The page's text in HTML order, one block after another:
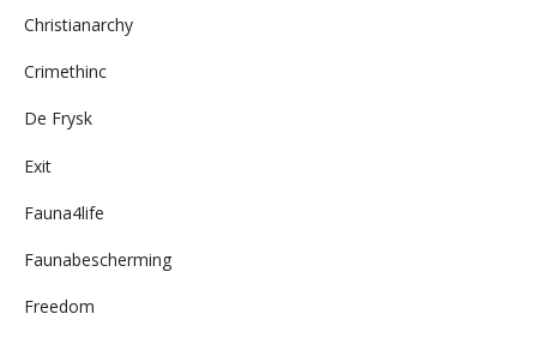
Christianarchy
Crimethinc
De Frysk
Exit
Fauna4life
Faunabescherming
Freedom